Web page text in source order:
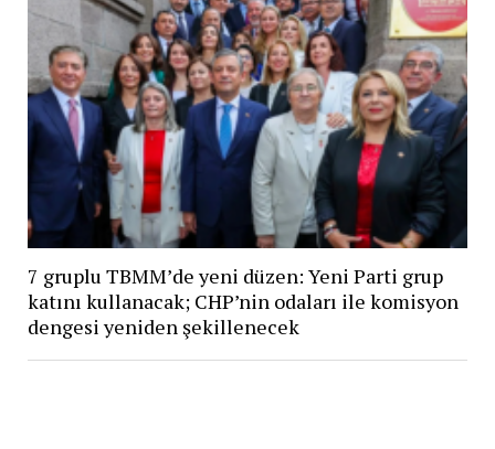
7 gruplu TBMM’de yeni düzen: Yeni Parti grup
katını kullanacak; CHP’nin odaları ile komisyon
dengesi yeniden şekillenecek